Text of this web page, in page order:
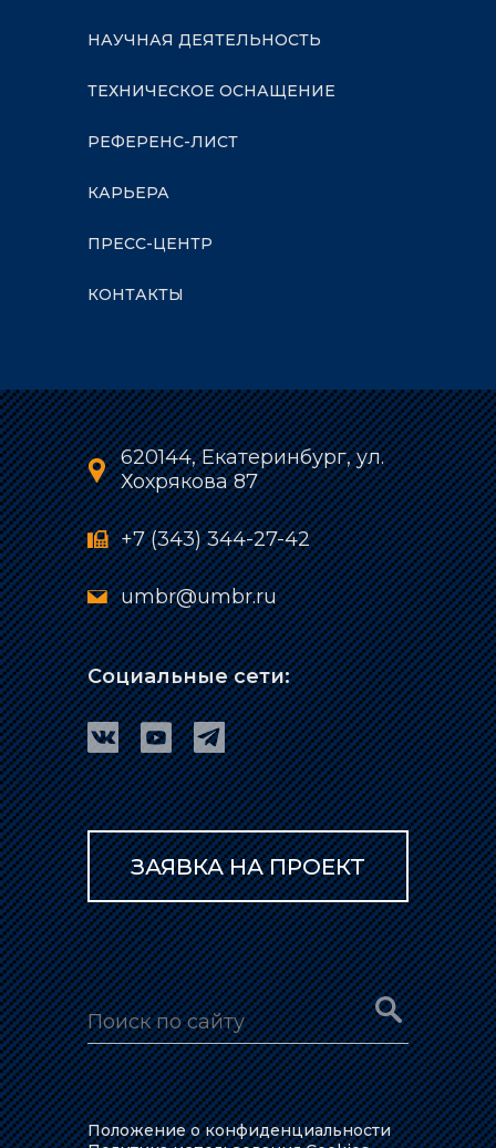
НАУЧНАЯ ДЕЯТЕЛЬНОСТЬ
ТЕХНИЧЕСКОЕ ОСНАЩЕНИЕ
РЕФЕРЕНС-ЛИСТ
КАРЬЕРА
ПРЕСС-ЦЕНТР
КОНТАКТЫ
620144, Екатеринбург, ул.
Хохрякова 87
+7 (343) 344-27-42
umbr@umbr.ru
Социальные сети:
ЗАЯВКА НА ПРОЕКТ
Положение о конфиденциальности